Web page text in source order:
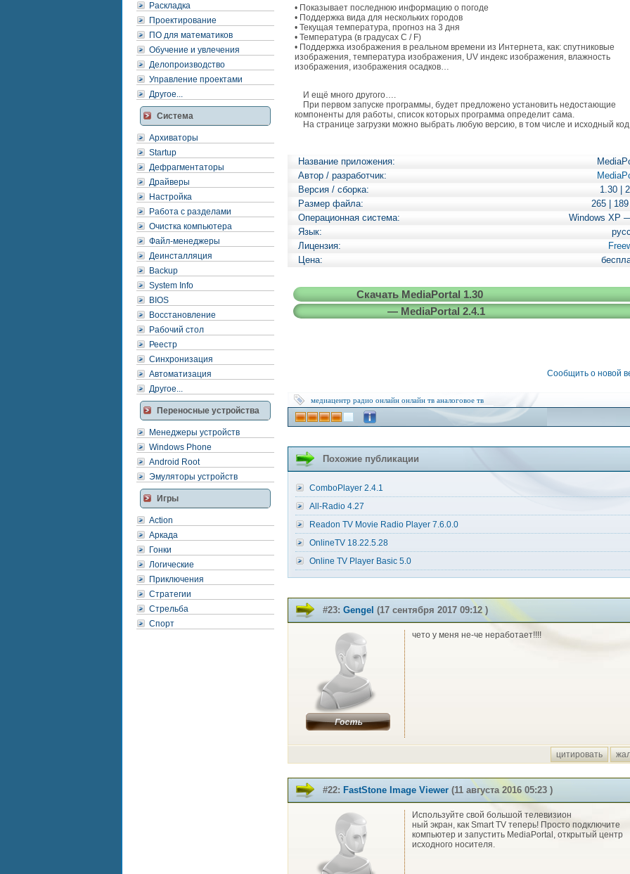
Раскладка
Проектирование
ПО для математиков
Обучение и увлечения
Делопроизводство
Управление проектами
Другое...
Система
Архиваторы
Startup
Дефрагментаторы
Драйверы
Настройка
Работа с разделами
Очистка компьютера
Файл-менеджеры
Деинсталляция
Backup
System Info
BIOS
Восстановление
Рабочий стол
Реестр
Синхронизация
Автоматизация
Другое...
Переносные устройства
Менеджеры устройств
Windows Phone
Android Root
Эмуляторы устройств
Игры
Action
Аркада
Гонки
Логические
Приключения
Стратегии
Стрельба
Спорт
• Показывает последнюю информацию о погоде
• Поддержка вида для нескольких городов
• Текущая температура, прогноз на 3 дня
• Температура (в градусах C / F)
• Поддержка изображения в реальном времени из Интернета, как: спутниковые
изображения, температура изображения, UV индекс изображения, влажность
изображения, изображения осадков…
И ещё много другого….
При первом запуске программы, будет предложено установить недостающие
компоненты для работы, список которых программа определит сама.
На странице загрузки можно выбрать любую версию, в том числе и исходный
Название приложения:
Автор / разработчик:
Версия / сборка:
1.30 |
Размер файла:
265 |
Операционная система:
Windows XP
Язык:
Лицензия:
Цена:
Скачать MediaPortal 1.30
— MediaPortal 2.4.1
Сообщить о новой
медиацентр радио онлайн онлайн тв аналоговое тв
Похожие публикации
ComboPlayer 2.4.1
All-Radio 4.27
Readon TV Movie Radio Player 7.6.0.0
OnlineTV 18.22.5.28
Online TV Player Basic 5.0
#23: Gengel (17 сентября 2017 09:12 )
чето у меня не-че неработает!!!!
цитировать
#22: FastStone Image Viewer (11 августа 2016 05:23 )
Используйте свой большой телевизион
ный экран, как Smart TV теперь! Просто подключите
компьютер и запустить MediaPortal, открытый центр
исходного носителя.